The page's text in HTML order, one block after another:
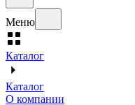
Меню
Каталог
Каталог
О компании